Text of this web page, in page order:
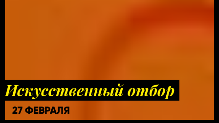
Искусственный отбор
27 ФЕВРАЛЯ